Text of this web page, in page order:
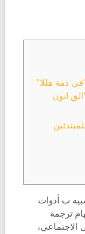
ذمة هللا”
انون
100$ يومياً للمبتدئين
ب أدوات
ترجمة
الاجتماعي،